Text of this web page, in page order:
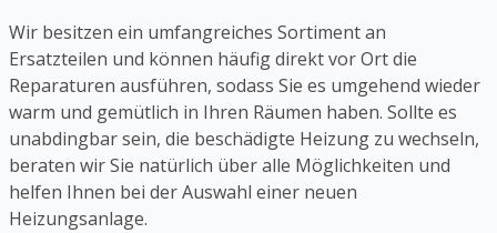
Wir besitzen ein umfangreiches Sortiment an
Ersatzteilen und können häufig direkt vor Ort die
Reparaturen ausführen, sodass Sie es umgehend wieder
warm und gemütlich in Ihren Räumen haben. Sollte es
unabdingbar sein, die beschädigte Heizung zu wechseln,
beraten wir Sie natürlich über alle Möglichkeiten und
helfen Ihnen bei der Auswahl einer neuen
Heizungsanlage.